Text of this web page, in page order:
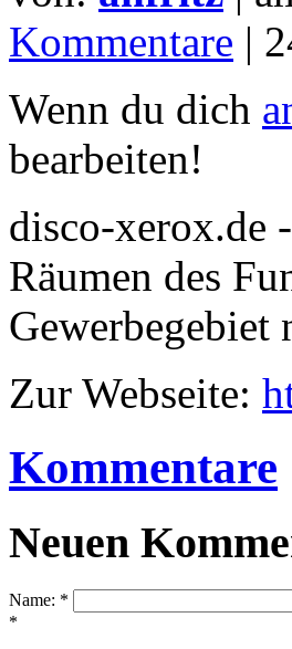
Kommentare |
Wenn du dich
bearbeiten!
disco-xerox.de
Räumen des
Gewerbegebiet
Zur Webseite:
Kommentare
Neuen
Name: *
*